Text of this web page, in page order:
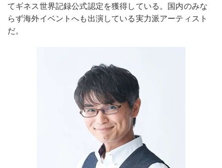
てギネス世界記録公式認定を獲得している。国内のみな
らず海外イベントへも出演している実力派アーティスト
だ。